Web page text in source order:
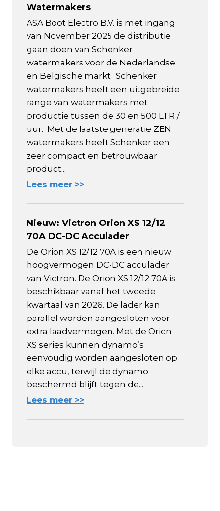
Watermakers
ASA Boot Electro B.V. is met ingang
van November 2025 de distributie
gaan doen van Schenker
watermakers voor de Nederlandse
en Belgische markt. Schenker
watermakers heeft een uitgebreide
range van watermakers met
productie tussen de 30 en 500 LTR /
uur. Met de laatste generatie ZEN
watermakers heeft Schenker een
zeer compact en betrouwbaar
product...
Lees meer >>
Nieuw: Victron Orion XS 12/12
70A DC-DC Acculader
De Orion XS 12/12 70A is een nieuw
hoogvermogen DC-DC acculader
van Victron. De Orion XS 12/12 70A is
beschikbaar vanaf het tweede
kwartaal van 2026. De lader kan
parallel worden aangesloten voor
extra laadvermogen. Met de Orion
XS series kunnen dynamo’s
eenvoudig worden aangesloten op
elke accu, terwijl de dynamo
beschermd blijft tegen de...
Lees meer >>